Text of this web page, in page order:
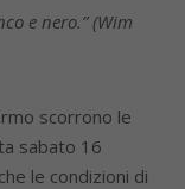
e nero.” (Wim
scorrono le
sabato 16
le condizioni di